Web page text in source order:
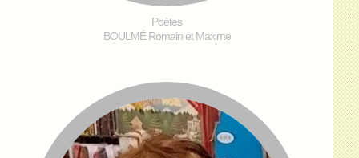
Poètes
BOULMÉ Romain et Maxime